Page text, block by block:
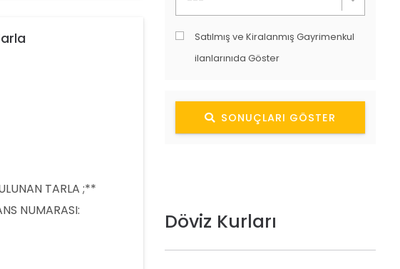
TARLA ;**
NUMARASI:
Satılmış ve Kiralanmış Gayrimenkul
ilanlarınıda Göster
SONUÇLARI GÖSTER
Döviz Kurları